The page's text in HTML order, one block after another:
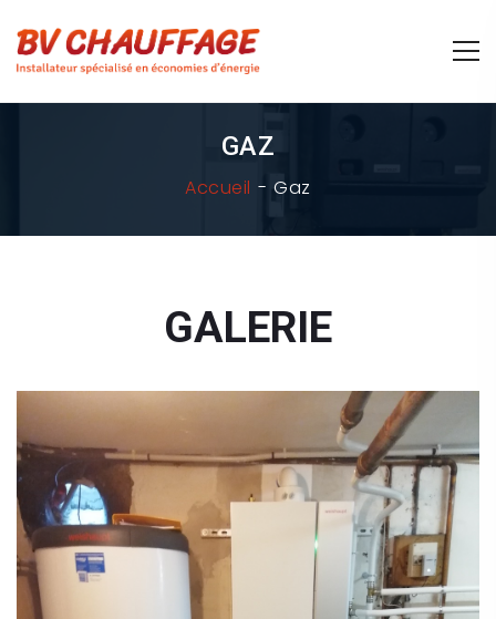
GAZ
Accueil Gaz
GALERIE